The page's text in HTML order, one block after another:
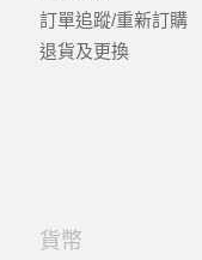
訂單追蹤/重新訂購
退貨及更換
貨幣